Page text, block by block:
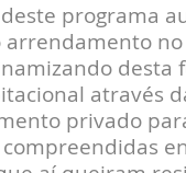
programa
arrendamento
desta
através
privado